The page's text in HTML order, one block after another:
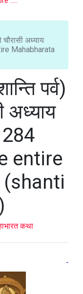
चौरासी अध्याय
Mahabharata
पर्व)
अध्याय
entire
कथा